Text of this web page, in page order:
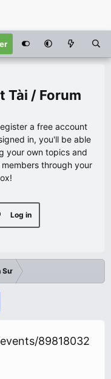
Tài / Forum
a free account
in, you'll be able
your own topics and
through your
Log in
Sư
89818032